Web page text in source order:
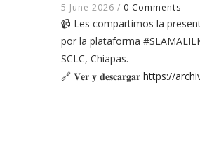
5 June 2026 / 0 Comments
📹 Les compartimos la
por la plataforma
SCLC, Chiapas.
🔗 𝐕𝐞𝐫 𝐲 𝐝𝐞𝐬𝐜𝐚𝐫𝐠𝐚𝐫 https://